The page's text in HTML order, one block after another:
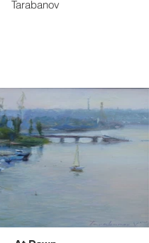
Tarabanov